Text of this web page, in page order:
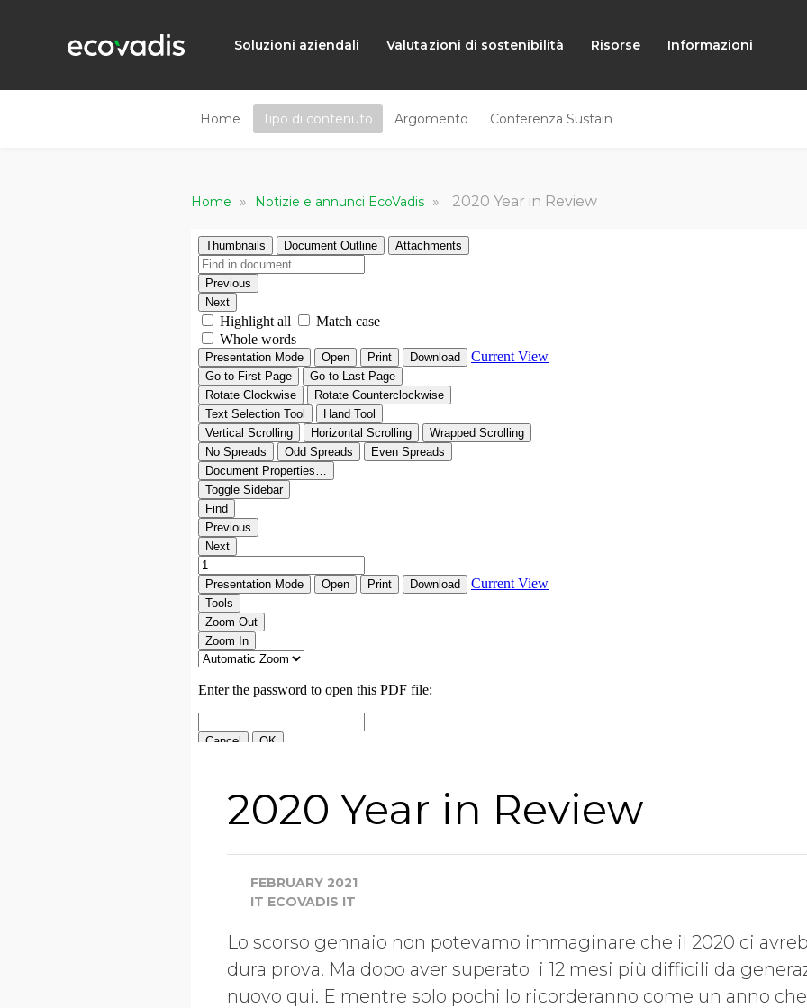
Soluzioni aziendali Valutazioni di sostenibilità Risorse Informazioni
Home Tipo di contenuto Argomento Conferenza Sustain
Home » Notizie e annunci EcoVadis » 2020 Year in Review
2020 Year in Review
FEBRUARY 2021
IT ECOVADIS IT
Lo scorso gennaio non potevamo immaginare che il 2020 ci
dura prova. Ma dopo aver superato i 12 mesi più difficili da
nuovo qui. E mentre solo pochi lo ricorderanno come un anno